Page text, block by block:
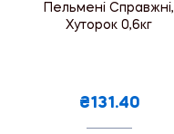
Пельмені Справжні,
Хуторок 0,6кг
₴131.40